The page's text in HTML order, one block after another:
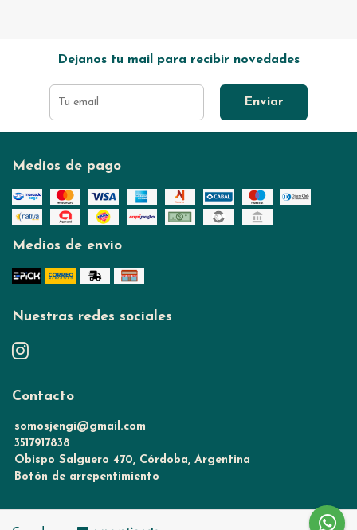
Dejanos tu mail para recibir novedades
Enviar
Medios de pago
Medios de envío
Nuestras redes sociales
Contacto
somosjengi@gmail.com
3517917838
Obispo Salguero 470, Córdoba, Argentina
Botón de arrepentimiento